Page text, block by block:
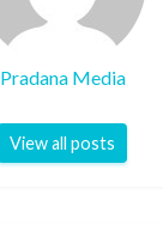
Pradana Media
View all posts